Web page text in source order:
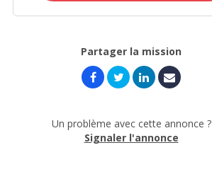
Partager la mission
Un problème avec cette annonce ?
Signaler l'annonce